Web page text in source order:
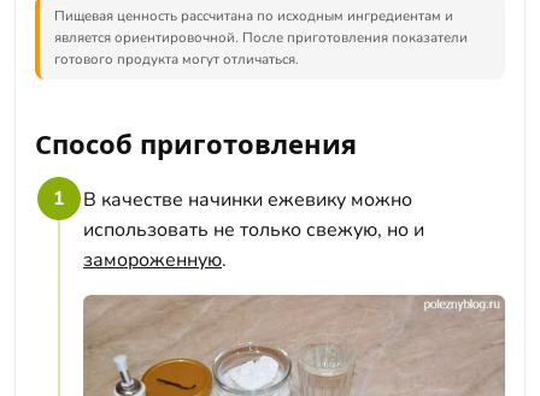
Пищевая ценность рассчитана по исходным ингредиентам и
является ориентировочной. После приготовления показатели
готового продукта могут отличаться.
Способ приготовления
1
В качестве начинки ежевику можно
использовать не только свежую, но и
замороженную.